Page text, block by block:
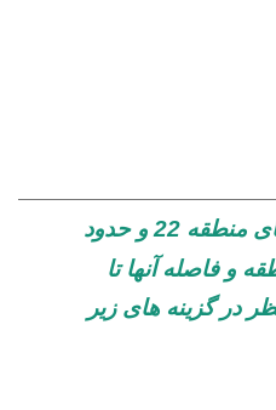
22 و حدود
و فاصله آنها تا
در گزینه های زیر